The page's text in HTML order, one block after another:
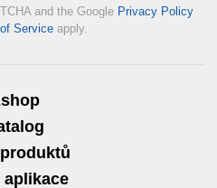
and the Google Privacy Policy
Service apply.
aplikace